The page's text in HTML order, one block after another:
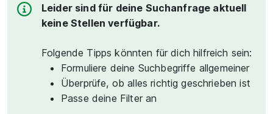
Leider sind für deine Suchanfrage aktuell
keine Stellen verfügbar.
Folgende Tipps könnten für dich hilfreich sein:
Formuliere deine Suchbegriffe allgemeiner
Überprüfe, ob alles richtig geschrieben ist
Passe deine Filter an